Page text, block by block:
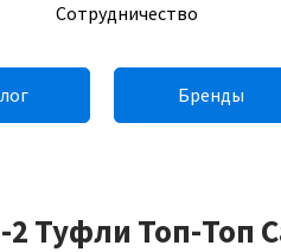
Сотрудничество
Бренды
2 Туфли Топ-Топ